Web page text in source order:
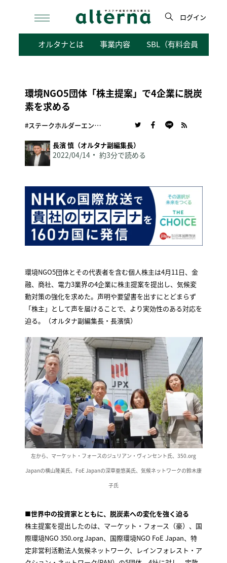
検
ログイン
オルタナとは 事業内容 SBL（有料会員向けサ
環境NGO5団体「株主提案」で4企業に脱炭
素を求める
#ステークホルダーエンゲージメント
長濱 慎（オルタナ副編集長）
2022/04/14 約3分で読める
環境NGO5団体とその代表者を含む個人株主は4月11日、金
融、商社、電力3業界の4企業に株主提案を提出し、気候変
動対策の強化を求めた。声明や要望書を出すにとどまらず
「株主」として声を届けることで、より実効性のある対応を
迫る。（オルタナ副編集長・長濱慎）
左から、マーケット・フォースのジュリアン・ヴィンセント氏、350.org
Japanの横山隆美氏、FoE Japanの深草亜悠美氏、気候ネットワークの鈴木康
子氏
■世界中の投資家とともに、脱炭素への変化を強く迫る
株主提案を提出したのは、マーケット・フォース（豪）、国
際環境NGO 350.org Japan、国際環境NGO FoE Japan、特
定非営利活動法人気候ネットワーク、レインフォレスト・ア